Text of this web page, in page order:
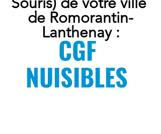
de Romorantin-
Lanthenay :
CGF
NUISIBLES